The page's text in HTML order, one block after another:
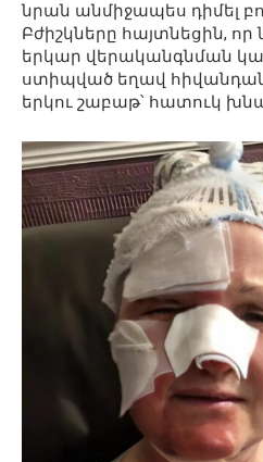
նրան անմիջապես դիմել
Բժիշկները հայտնեցին,
երկար վերականգնման
ստիպված եղավ
երկու շաբաթ՝ հատուկ